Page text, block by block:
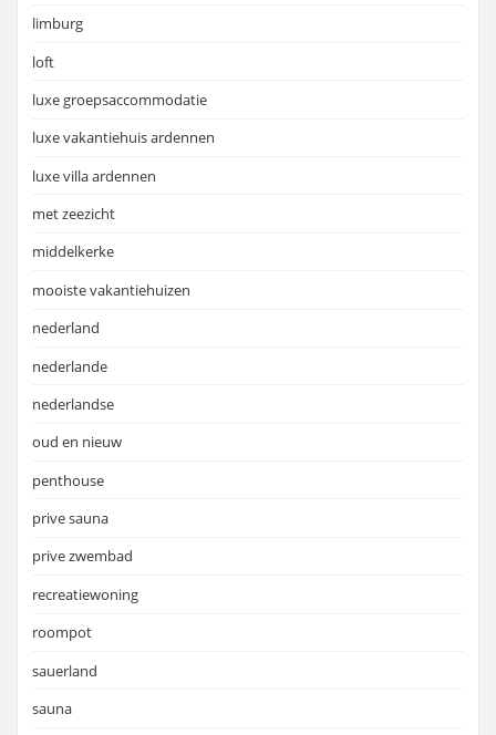
limburg
loft
luxe groepsaccommodatie
luxe vakantiehuis ardennen
luxe villa ardennen
met zeezicht
middelkerke
mooiste vakantiehuizen
nederland
nederlande
nederlandse
oud en nieuw
penthouse
prive sauna
prive zwembad
recreatiewoning
roompot
sauerland
sauna